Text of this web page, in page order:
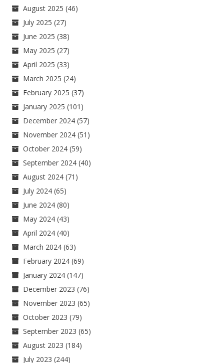
August 2025 (46)
July 2025 (27)
June 2025 (38)
May 2025 (27)
April 2025 (33)
March 2025 (24)
February 2025 (37)
January 2025 (101)
December 2024 (57)
November 2024 (51)
October 2024 (59)
September 2024 (40)
August 2024 (71)
July 2024 (65)
June 2024 (80)
May 2024 (43)
April 2024 (40)
March 2024 (63)
February 2024 (69)
January 2024 (147)
December 2023 (76)
November 2023 (65)
October 2023 (79)
September 2023 (65)
August 2023 (184)
July 2023 (244)